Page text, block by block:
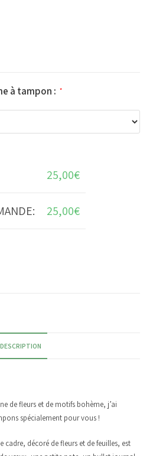
à tampon : *
25,00€
25,00€
DESCRIPTION
de fleurs et de motifs bohème, j’ai
spécialement pour vous !
cadre, décoré de fleurs et de feuilles, est